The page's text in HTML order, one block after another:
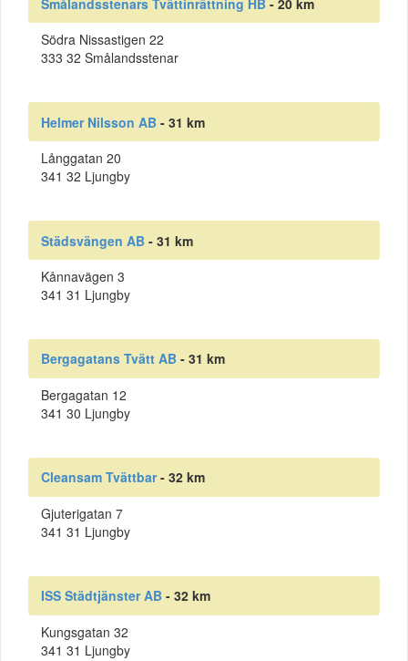
Södra Nissastigen 22
333 32 Smålandsstenar
Helmer Nilsson AB - 31 km
Långgatan 20
341 32 Ljungby
Städsvängen AB - 31 km
Kånnavägen 3
341 31 Ljungby
Bergagatans Tvätt AB - 31 km
Bergagatan 12
341 30 Ljungby
Cleansam Tvättbar- 32 km
Gjuterigatan 7
341 31 Ljungby
ISS Städtjänster AB - 32 km
Kungsgatan 32
341 31 Ljungby